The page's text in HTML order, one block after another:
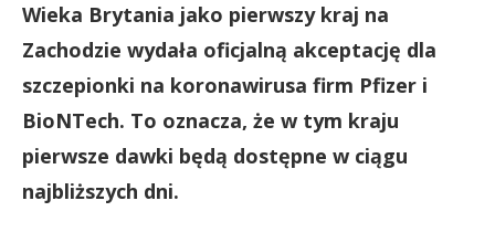
Wieka Brytania jako pierwszy kraj na
Zachodzie wydała oficjalną akceptację dla
szczepionki na koronawirusa firm Pfizer i
BioNTech. To oznacza, że w tym kraju
pierwsze dawki będą dostępne w ciągu
najbliższych dni.